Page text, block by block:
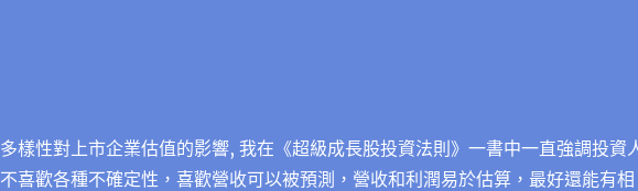
多樣性對上市企業估值的影響, 我在《超級成長股投資法則》一書中一直強調投資
不喜歡各種不確定性，喜歡營收可以被預測，營收和利潤易於估算，最好還能有相